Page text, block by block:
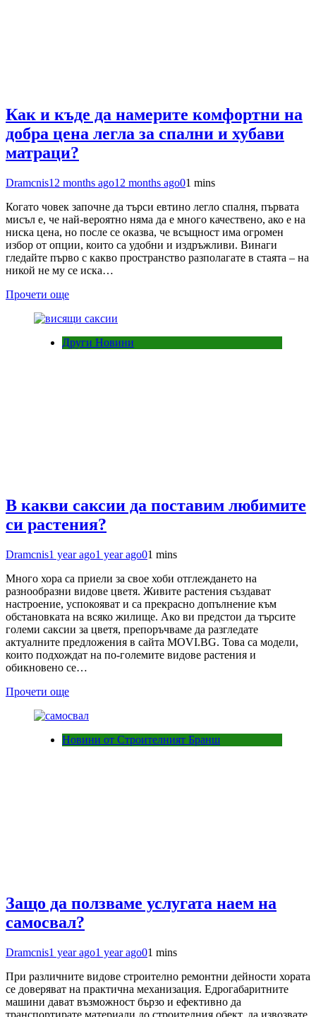
Как и къде да намерите комфортни на
добра цена легла за спални и хубави
матраци?
Dramcnis12 months ago12 months ago01 mins
Когато човек започне да търси евтино легло спалня, първата
мисъл е, че най-вероятно няма да е много качествено, ако е на
ниска цена, но после се оказва, че всъщност има огромен
избор от опции, които са удобни и издръжливи. Винаги
гледайте първо с какво пространство разполагате в стаята – на
никой не му се иска…
Прочети още
Други Новини
В какви саксии да поставим любимите
си растения?
Dramcnis1 year ago1 year ago01 mins
Много хора са приели за свое хоби отглеждането на
разнообразни видове цветя. Живите растения създават
настроение, успокояват и са прекрасно допълнение към
обстановката на всяко жилище. Ако ви предстои да търсите
големи саксии за цветя, препоръчваме да разгледате
актуалните предложения в сайта MOVI.BG. Това са модели,
които подхождат на по-големите видове растения и
обикновено се…
Прочети още
Новини от Строителният Бранш
Защо да ползваме услугата наем на
самосвал?
Dramcnis1 year ago1 year ago01 mins
При различните видове строително ремонтни дейности хората
се доверяват на практична механизация. Едрогабаритните
машини дават възможност бързо и ефективно да
транспортирате материали до строителния обект, да извозвате